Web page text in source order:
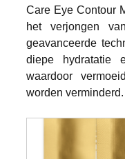
Care Eye Contour
het verjongen
geavanceerde
diepe hydratatie
waardoor
worden verminderd.